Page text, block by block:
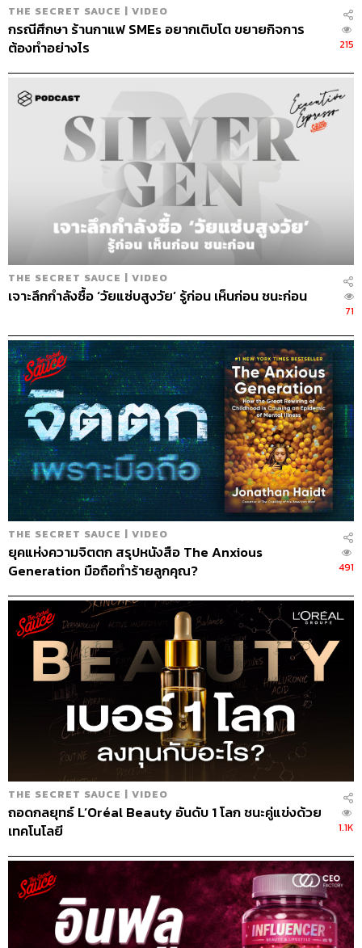
Sound Designer & Engineer กฤตพล จียะเกียรติ
Marketing & Coordinator อภิสิทธิ์​ หรรษาภิรมย์โชค
Art Director อนงค์นาฏ วิวัฒนานนท์
Proofreader พรนภัส ชำนาญค้า
Webmaster จินตนา ประชุมพันธ์
ถอดรหัสความสำเร็จ Podcast
SAMSUNG
ซัมซุง brand นครินทร์
เคน
The Standard Podcast
The Secret Sauce
เคน นครินทร์
นครินทร์ วนกิจไพบูลย์
เคล็ดลับความสำเร็จ
148
ABOUT THE HOST
นครินทร์ วนกิจไพบูลย์
บรรณาธิการบริหาร สำนักข่าว THE
STANDARD วิทยากรด้านสื่อและการทำคอน
เทนต์ออนไลน์
THE SECRET SAUCE | VIDEO
กรณีศึกษา ร้านกาแฟ SMEs อยากเติบโต ขยายกิจการ
ต้องทำอย่างไร
215
THE SECRET SAUCE | VIDEO
เจาะลึกกำลังซื้อ ‘วัยแซ่บสูงวัย’ รู้ก่อน เห็นก่อน ชนะก่อน
71
THE SECRET SAUCE | VIDEO
ยุคแห่งความจิตตก สรุปหนังสือ The Anxious
Generation มือถือทำร้ายลูกคุณ?
491
THE SECRET SAUCE | VIDEO
ถอดกลยุทธ์ L’Oréal Beauty อันดับ 1 โลก ชนะคู่แข่งด้วย
เทคโนโลยี
1.1K